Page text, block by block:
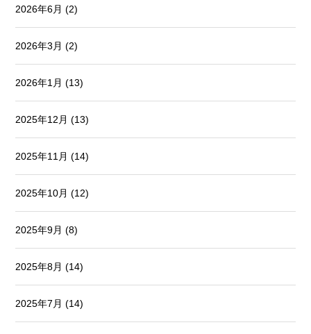
2026年6月(2)
2026年3月(2)
2026年1月(13)
2025年12月(13)
2025年11月(14)
2025年10月(12)
2025年9月(8)
2025年8月(14)
2025年7月(14)